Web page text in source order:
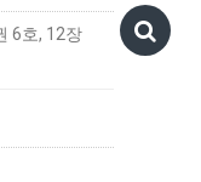
6호, 12장